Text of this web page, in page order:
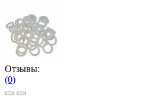
Отзывы:
(0)